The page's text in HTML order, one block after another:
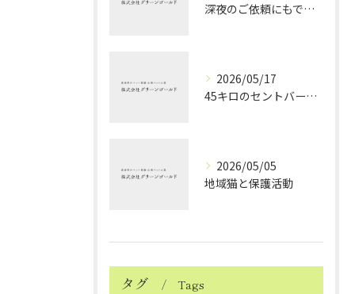
深夜のご依頼にもできる限り対応しております ～ハムスターちゃんのお見送り～
2026/05/17
45キロのセントバーナードちゃんのお見送り
2026/05/05
地域猫と保護活動
タグ Tags